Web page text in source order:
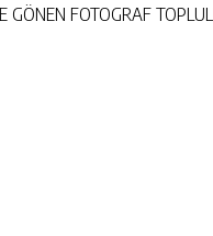
FOTOGRAF